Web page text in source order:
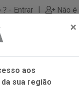
? - Entrar | Não
×
aos
sua região